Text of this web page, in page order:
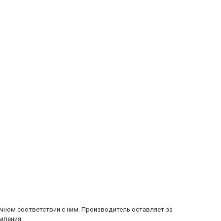
соответствии с ним. Производитель оставляет за